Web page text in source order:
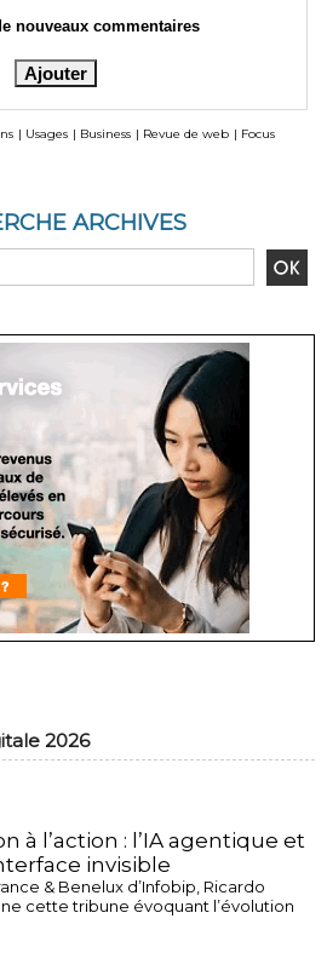
nouveaux commentaires
| Usages | Business | Revue de web | Focus
ARCHIVES
2026
à l’action : l’IA agentique et
invisible
& Benelux d’Infobip, Ricardo
cette tribune évoquant l’évolution